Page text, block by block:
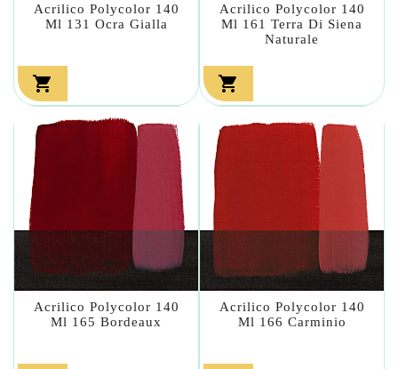
Acrilico Polycolor 140
Ml 131 Ocra Gialla

Acrilico Polycolor 140
Ml 161 Terra Di Siena
Naturale

Acrilico Polycolor 140
Ml 165 Bordeaux
Acrilico Polycolor 140
Ml 166 Carminio